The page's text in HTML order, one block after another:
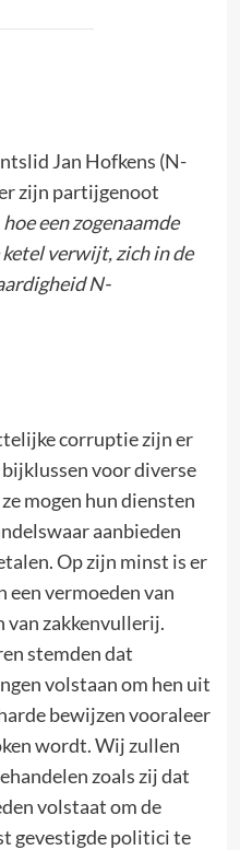
Jan Hofkens (N-
zijn partijgenoot
een zogenaamde
verwijt, zich in de
N-
corruptie zijn er
voor diverse
mogen hun diensten
aanbieden
Op zijn minst is er
een vermoeden van
van zakkenvullerij.
stemden dat
volstaan om hen uit
bewijzen vooraleer
wordt. Wij zullen
zoals zij dat
volstaat om de
gevestigde politici te